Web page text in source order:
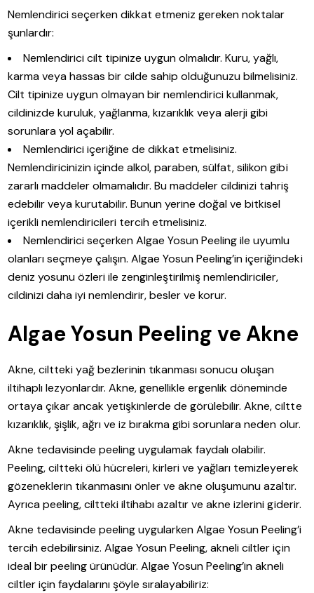
Nemlendirici seçerken dikkat etmeniz gereken noktalar
şunlardır:
Nemlendirici cilt tipinize uygun olmalıdır. Kuru, yağlı,
karma veya hassas bir cilde sahip olduğunuzu bilmelisiniz.
Cilt tipinize uygun olmayan bir nemlendirici kullanmak,
cildinizde kuruluk, yağlanma, kızarıklık veya alerji gibi
sorunlara yol açabilir.
Nemlendirici içeriğine de dikkat etmelisiniz.
Nemlendiricinizin içinde alkol, paraben, sülfat, silikon gibi
zararlı maddeler olmamalıdır. Bu maddeler cildinizi tahriş
edebilir veya kurutabilir. Bunun yerine doğal ve bitkisel
içerikli nemlendiricileri tercih etmelisiniz.
Nemlendirici seçerken Algae Yosun Peeling ile uyumlu
olanları seçmeye çalışın. Algae Yosun Peeling’in içeriğindeki
deniz yosunu özleri ile zenginleştirilmiş nemlendiriciler,
cildinizi daha iyi nemlendirir, besler ve korur.
Algae Yosun Peeling ve Akne
Akne, ciltteki yağ bezlerinin tıkanması sonucu oluşan
iltihaplı lezyonlardır. Akne, genellikle ergenlik döneminde
ortaya çıkar ancak yetişkinlerde de görülebilir. Akne, ciltte
kızarıklık, şişlik, ağrı ve iz bırakma gibi sorunlara neden olur.
Akne tedavisinde peeling uygulamak faydalı olabilir.
Peeling, ciltteki ölü hücreleri, kirleri ve yağları temizleyerek
gözeneklerin tıkanmasını önler ve akne oluşumunu azaltır.
Ayrıca peeling, ciltteki iltihabı azaltır ve akne izlerini giderir.
Akne tedavisinde peeling uygularken Algae Yosun Peeling’i
tercih edebilirsiniz. Algae Yosun Peeling, akneli ciltler için
ideal bir peeling ürünüdür. Algae Yosun Peeling’in akneli
ciltler için faydalarını şöyle sıralayabiliriz: